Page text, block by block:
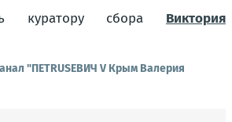
куратору сбора Виктория
"ПЕТRUSЕВИЧ V Крым Валерия